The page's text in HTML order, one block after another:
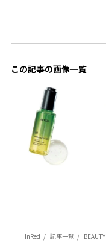
この記事の画像一覧
InRed 記事一覧 BEAUTY